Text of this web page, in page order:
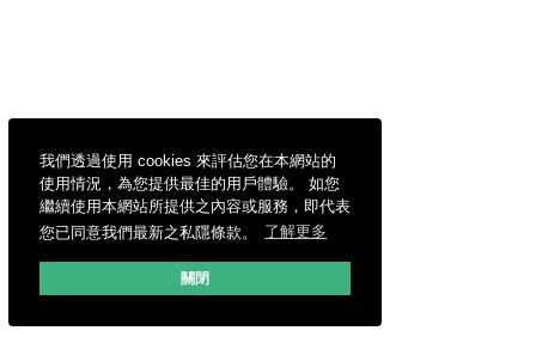
我們透過使用 cookies 來評估您在本網站的
使用情況，為您提供最佳的用戶體驗。 如您
繼續使用本網站所提供之內容或服務，即代表
您已同意我們最新之私隱條款。
了解更多
關閉